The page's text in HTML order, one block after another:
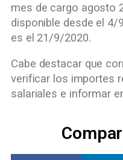
mes de cargo agosto
disponible desde el
es el 21/9/2020.
Cabe destacar que
verificar los importes
salariales e informar